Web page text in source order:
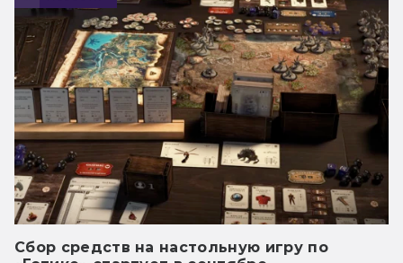
Сбор средств на настольную игру по